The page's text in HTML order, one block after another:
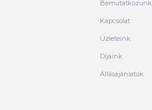
Bemutatkozunk
Kapcsolat
Üzleteink
Díjaink
Állásajánlatok